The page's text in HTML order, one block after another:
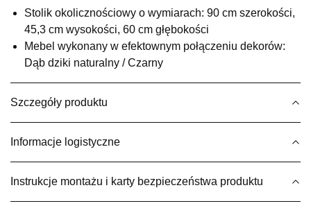
Wybierz
SALON MEBLOWY M JAK MEBLE
UL.BASZTOWA 3
76-100 SŁAWNO
Nr tel.502668736
Adres e-mail:pph.catrin@wp.pl
Stolik okolicznościowy o wymiarach: 90 cm szerokości,
45,3 cm wysokości, 60 cm głębokości
Mebel wykonany w efektownym połączeniu dekorów:
Dąb dziki naturalny / Czarny
Szczegóły produktu
Informacje logistyczne
Instrukcje montażu i karty bezpieczeństwa produktu